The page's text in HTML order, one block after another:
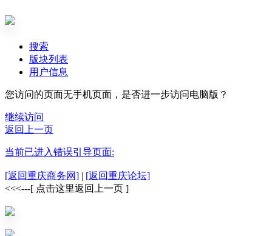
搜索
版块列表
用户信息
您访问的页面无手机页面，是否进一步访问电脑版？
继续访问
返回上一页
当前已进入错误引导页面:
[返回重庆商务网] | [返回重庆论坛]
<<<---[ 点击这里返回上一页 ]